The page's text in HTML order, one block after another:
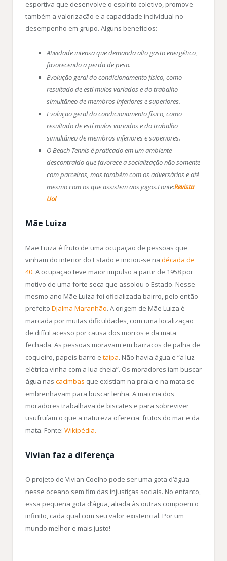
esportiva que desenvolve o espírito coletivo, promove
também a valorização e a capacidade individual no
desempenho em grupo. Alguns benefícios:
Atividade intensa que demanda alto gasto energético,
favorecendo a perda de peso.
Evolução geral do condicionamento físico, como
resultado de estí mulos variados e do trabalho
simultâneo de membros inferiores e superiores.
Evolução geral do condicionamento físico, como
resultado de estí mulos variados e do trabalho
simultâneo de membros inferiores e superiores.
O Beach Tennis é praticado em um ambiente
descontraído que favorece a socialização não somente
com parceiros, mas também com os adversários e até
mesmo com os que assistem aos jogos.Fonte:Revista
Uol
Mãe Luiza
Mãe Luiza é fruto de uma ocupação de pessoas que
vinham do interior do Estado e iniciou-se na década de
40. A ocupação teve maior impulso a partir de 1958 por
motivo de uma forte seca que assolou o Estado. Nesse
mesmo ano Mãe Luiza foi oficializada bairro, pelo então
prefeito Djalma Maranhão. A origem de Mãe Luiza é
marcada por muitas dificuldades, com uma localização
de difícil acesso por causa dos morros e da mata
fechada. As pessoas moravam em barracos de palha de
coqueiro, papeis barro e taipa. Não havia água e “a luz
elétrica vinha com a lua cheia”. Os moradores iam buscar
água nas cacimbas que existiam na praia e na mata se
embrenhavam para buscar lenha. A maioria dos
moradores trabalhava de biscates e para sobreviver
usufruíam o que a natureza oferecia: frutos do mar e da
mata. Fonte: Wikipédia.
Vivian faz a diferença
O projeto de Vivian Coelho pode ser uma gota d’água
nesse oceano sem fim das injustiças sociais. No entanto,
essa pequena gota d’água, aliada às outras compõem o
infinito, cada qual com seu valor existencial. Por um
mundo melhor e mais justo!